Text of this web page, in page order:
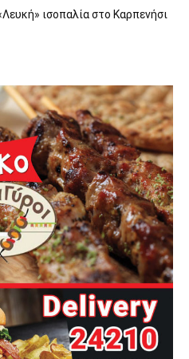
ισοπαλία στο Καρπενήσι